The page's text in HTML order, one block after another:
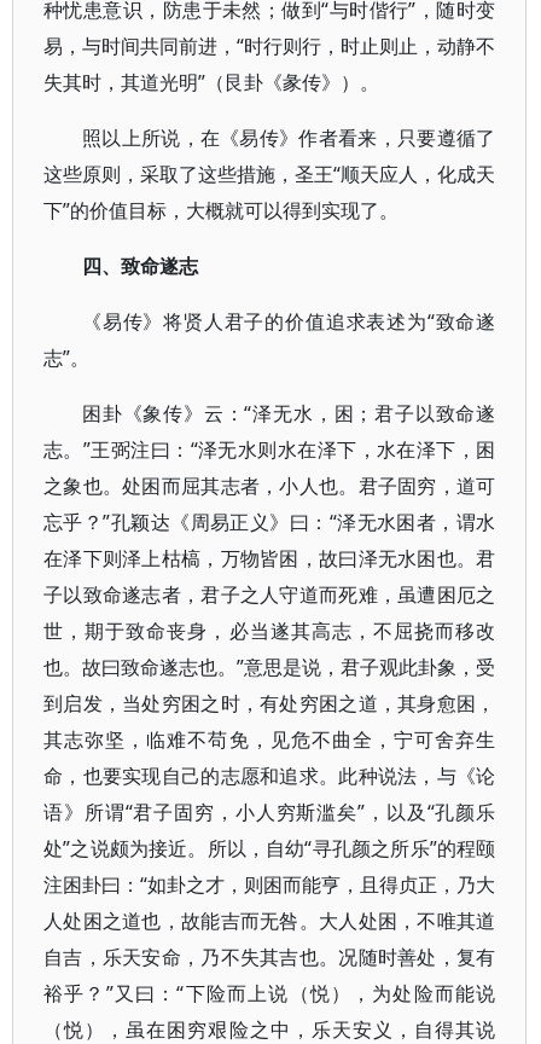
种忧患意识，防患于未然；做到“与时偕行”，随时变
易，与时间共同前进，“时行则行，时止则止，动静不
失其时，其道光明”（艮卦《彖传》）。
照以上所说，在《易传》作者看来，只要遵循了
这些原则，采取了这些措施，圣王“顺天应人，化成天
下”的价值目标，大概就可以得到实现了。
四、致命遂志
《易传》将贤人君子的价值追求表述为“致命遂
志”。
困卦《象传》云：“泽无水，困；君子以致命遂
志。”王弼注曰：“泽无水则水在泽下，水在泽下，困
之象也。处困而屈其志者，小人也。君子固穷，道可
忘乎？”孔颖达《周易正义》曰：“泽无水困者，谓水
在泽下则泽上枯槁，万物皆困，故曰泽无水困也。君
子以致命遂志者，君子之人守道而死难，虽遭困厄之
世，期于致命丧身，必当遂其高志，不屈挠而移改
也。故曰致命遂志也。”意思是说，君子观此卦象，受
到启发，当处穷困之时，有处穷困之道，其身愈困，
其志弥坚，临难不苟免，见危不曲全，宁可舍弃生
命，也要实现自己的志愿和追求。此种说法，与《论
语》所谓“君子固穷，小人穷斯滥矣”，以及“孔颜乐
处”之说颇为接近。所以，自幼“寻孔颜之所乐”的程颐
注困卦曰：“如卦之才，则困而能亨，且得贞正，乃大
人处困之道也，故能吉而无咎。大人处困，不唯其道
自吉，乐天安命，乃不失其吉也。况随时善处，复有
裕乎？”又曰：“下险而上说（悦），为处险而能说
（悦），虽在困穷艰险之中，乐天安义，自得其说